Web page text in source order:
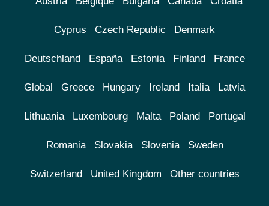
Cyprus Czech Republic Denmark
Deutschland España Estonia Finland France
Global Greece Hungary Ireland Italia Latvia
Lithuania Luxembourg Malta Poland Portugal
Romania Slovakia Slovenia Sweden
Switzerland United Kingdom Other countries